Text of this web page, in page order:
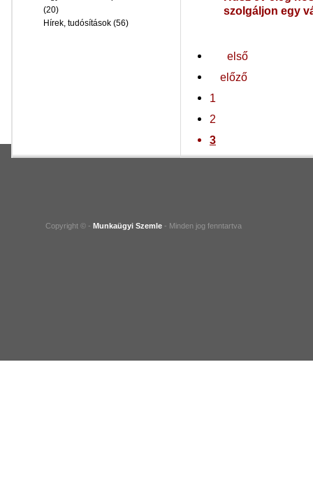
szolgáljon egy
első
előző
1
2
3
(20)
Hírek, tudósítások (56)
Copyright © - Munkaügyi Szemle - Minden jog fenntartva